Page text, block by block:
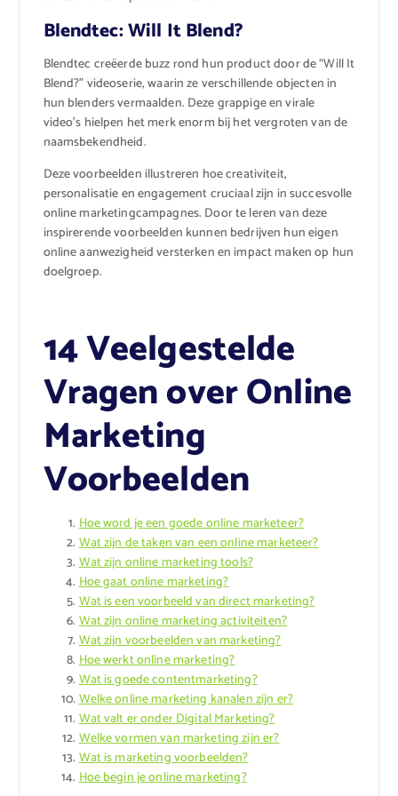
Blendtec: Will It Blend?
Blendtec creëerde buzz rond hun product door de “Will It
Blend?” videoserie, waarin ze verschillende objecten in
hun blenders vermaalden. Deze grappige en virale
video’s hielpen het merk enorm bij het vergroten van de
naamsbekendheid.
Deze voorbeelden illustreren hoe creativiteit,
personalisatie en engagement cruciaal zijn in succesvolle
online marketingcampagnes. Door te leren van deze
inspirerende voorbeelden kunnen bedrijven hun eigen
online aanwezigheid versterken en impact maken op hun
doelgroep.
14 Veelgestelde
Vragen over Online
Marketing
Voorbeelden
Hoe word je een goede online marketeer?
Wat zijn de taken van een online marketeer?
Wat zijn online marketing tools?
Hoe gaat online marketing?
Wat is een voorbeeld van direct marketing?
Wat zijn online marketing activiteiten?
Wat zijn voorbeelden van marketing?
Hoe werkt online marketing?
Wat is goede contentmarketing?
Welke online marketing kanalen zijn er?
Wat valt er onder Digital Marketing?
Welke vormen van marketing zijn er?
Wat is marketing voorbeelden?
Hoe begin je online marketing?